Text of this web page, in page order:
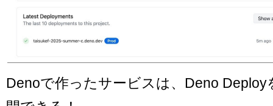
Denoで作ったサービスは、Deno Deploy